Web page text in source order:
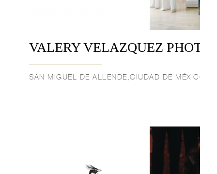
VALERY VELAZQUEZ
SAN MIGUEL DE ALLENDE,CIUDAD DE